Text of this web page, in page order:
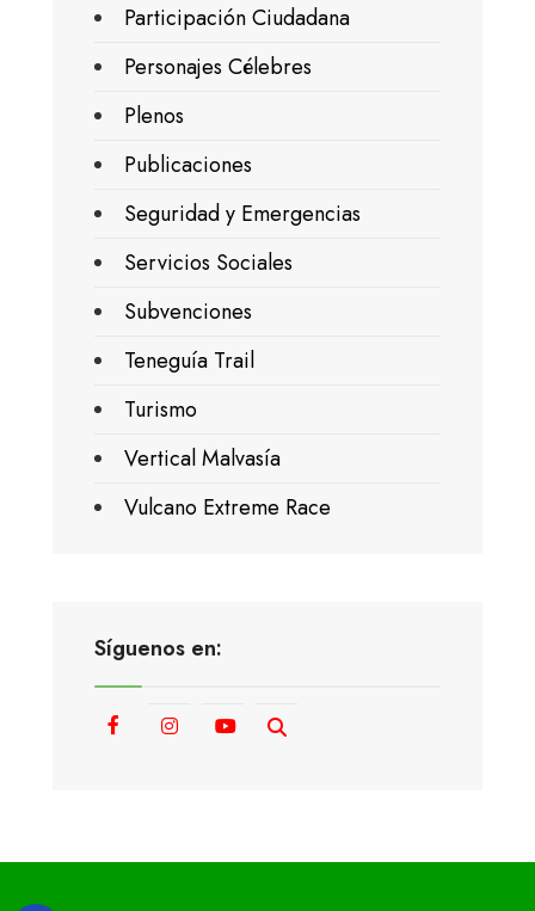
Participación Ciudadana
Personajes Célebres
Plenos
Publicaciones
Seguridad y Emergencias
Servicios Sociales
Subvenciones
Teneguía Trail
Turismo
Vertical Malvasía
Vulcano Extreme Race
Síguenos en: